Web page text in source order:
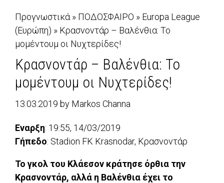
Προγνωστικά » ΠΟΔΟΣΦΑΙΡΟ » Europa League
(Ευρώπη) » Κρασνοντάρ – Βαλένθια: Το
μομέντουμ οι Νυχτερίδες!
Κρασνοντάρ – Βαλένθια: Το
μομέντουμ οι Νυχτερίδες!
13.03.2019 by Markos Channa
Εναρξη: 19:55, 14/03/2019
Γήπεδο: Stadion FK Krasnodar, Κρασνοντάρ
Το γκολ του Κλάεσον κράτησε όρθια την
Κρασνοντάρ, αλλά η Βαλένθια έχει το